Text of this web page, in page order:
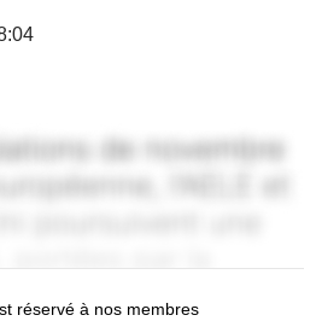
réservé à nos membres